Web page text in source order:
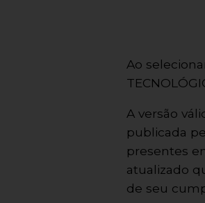
Ao
A versão
publicada
presentes
atualizado
de seu